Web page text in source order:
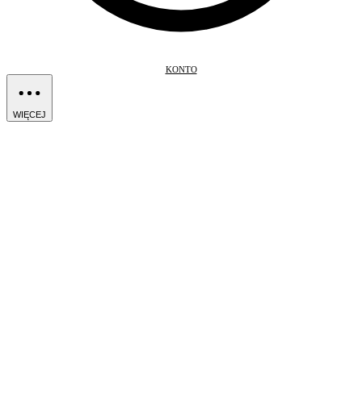
KONTO
WIĘCEJ